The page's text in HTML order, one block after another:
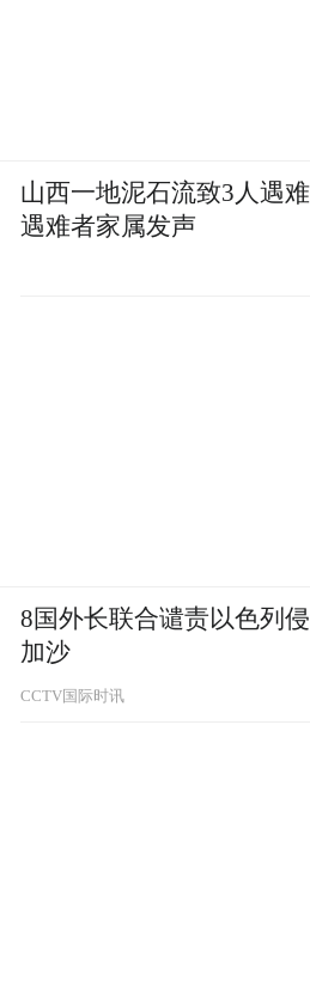
山西一地泥石流致3人遇难
遇难者家属发声
8国外长联合谴责以色列
加沙
CCTV国际时讯